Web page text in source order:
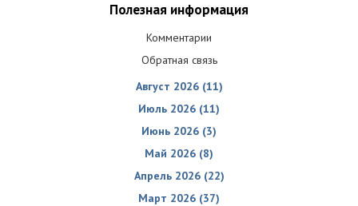
Полезная информация
Комментарии
Обратная связь
Август 2026 (11)
Июль 2026 (11)
Июнь 2026 (3)
Май 2026 (8)
Апрель 2026 (22)
Март 2026 (37)